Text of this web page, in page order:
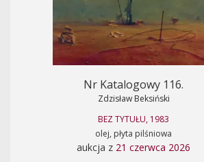
Nr Katalogowy 116.
Zdzisław Beksiński
BEZ TYTUŁU, 1983
olej, płyta pilśniowa
aukcja z 21 czerwca 2026